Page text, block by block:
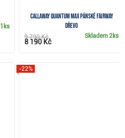
1ks
Callaway Quantum Max pánské fairway
dřevo
Skladem 2ks
9 790 Kč
8 190 Kč
-22%